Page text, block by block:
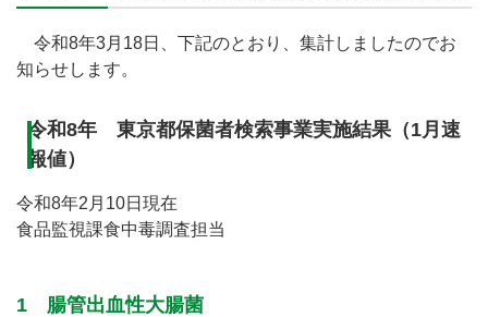
令和8年3月18日、下記のとおり、集計しましたのでお
知らせします。
令和8年 東京都保菌者検索事業実施結果（1月速
報値）
令和8年2月10日現在
食品監視課食中毒調査担当
1 腸管出血性大腸菌